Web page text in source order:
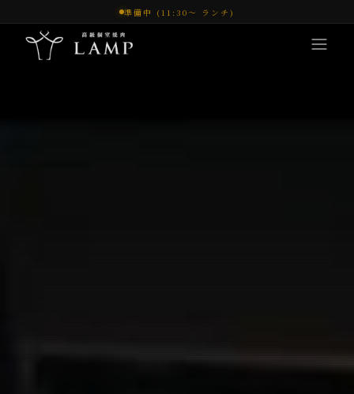
準備中 (11:30〜 ランチ)